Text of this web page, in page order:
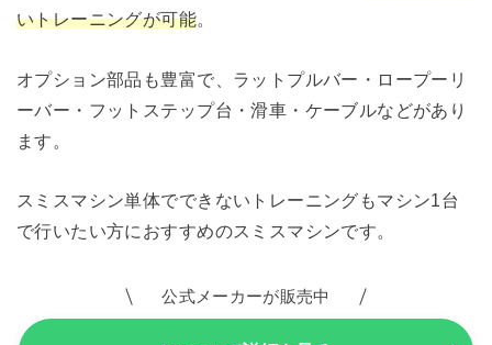
いトレーニングが可能。
オプション部品も豊富で、ラットプルバー・ロープーリ
ーバー・フットステップ台・滑車・ケーブルなどがあり
ます。
スミスマシン単体でできないトレーニングもマシン1台
で行いたい方におすすめのスミスマシンです。
公式メーカーが販売中